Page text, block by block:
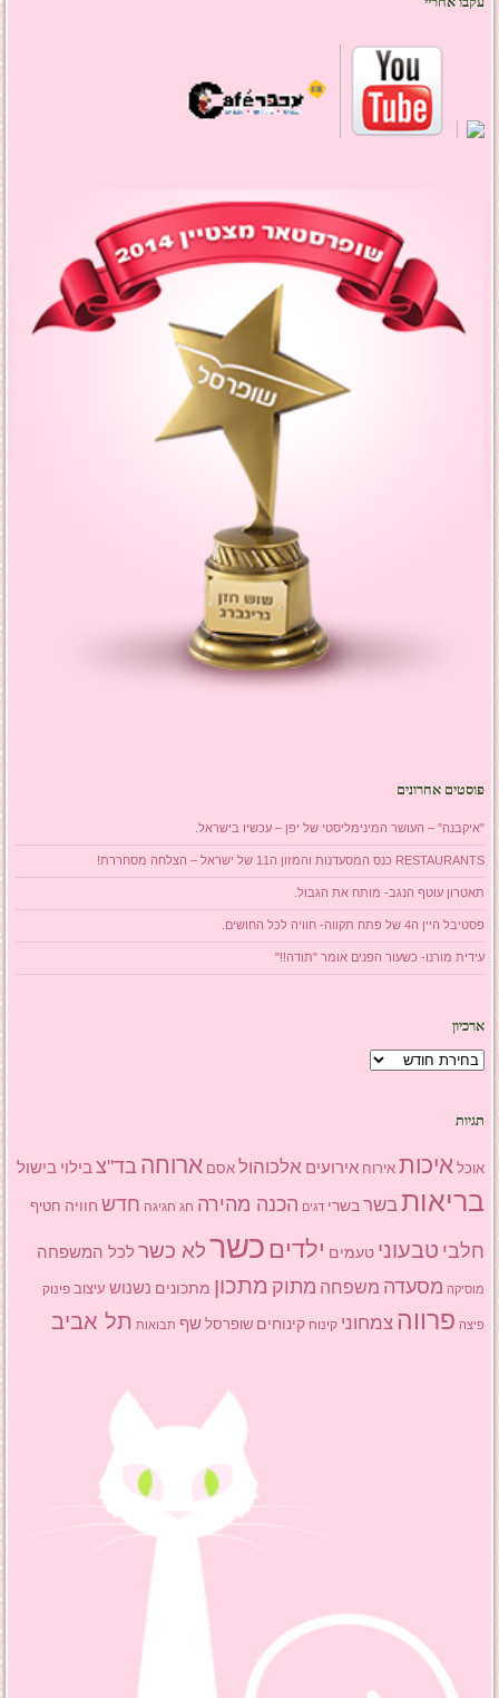
פוסטים אחרונים
"איקבנה" – העושר המינימליסטי של יפן – עכשיו בישראל.
RESTAURANTS כנס המסעדנות והמזון ה11 של ישראל – הצלחה מסחררת!
תאטרון עוטף הנגב- מותח את הגבול.
פסטיבל היין ה4 של פתח תקווה- חוויה לכל החושים.
עידית מורנו- כשעור הפנים אומר "תודה!!"
ארכיון
ארכיון
תגיות
אוכל איכות אירוח אירועים אלכוהול אסם ארוחה בד"צ בילוי בישול
בריאותבשר בשרי דגים הכנה מהירה חג חגיגה חדש חוויה חטיף
חלבי טבעוני טעמים ילדים כשרלא כשר לכל המשפחה
מוסיקה מסעדה משפחה מתוק מתכון מתכונים נשנוש עיצוב פינוק
פיצה פרווה צמחוני קינוח קינוחים שופרסל שף תבואות תל אביב